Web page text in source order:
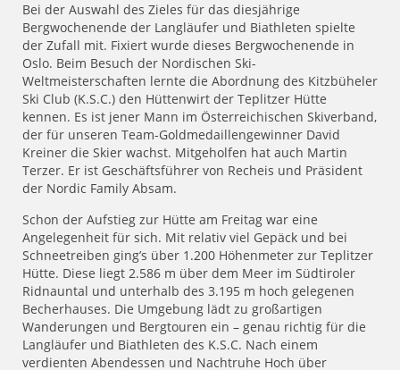
Bei der Auswahl des Zieles für das diesjährige
Bergwochenende der Langläufer und Biathleten spielte
der Zufall mit. Fixiert wurde dieses Bergwochenende in
Oslo. Beim Besuch der Nordischen Ski-
Weltmeisterschaften lernte die Abordnung des Kitzbüheler
Ski Club (K.S.C.) den Hüttenwirt der Teplitzer Hütte
kennen. Es ist jener Mann im Österreichischen Skiverband,
der für unseren Team-Goldmedaillengewinner David
Kreiner die Skier wachst. Mitgeholfen hat auch Martin
Terzer. Er ist Geschäftsführer von Recheis und Präsident
der Nordic Family Absam.
Schon der Aufstieg zur Hütte am Freitag war eine
Angelegenheit für sich. Mit relativ viel Gepäck und bei
Schneetreiben ging’s über 1.200 Höhenmeter zur Teplitzer
Hütte. Diese liegt 2.586 m über dem Meer im Südtiroler
Ridnauntal und unterhalb des 3.195 m hoch gelegenen
Becherhauses. Die Umgebung lädt zu großartigen
Wanderungen und Bergtouren ein – genau richtig für die
Langläufer und Biathleten des K.S.C. Nach einem
verdienten Abendessen und Nachtruhe Hoch über